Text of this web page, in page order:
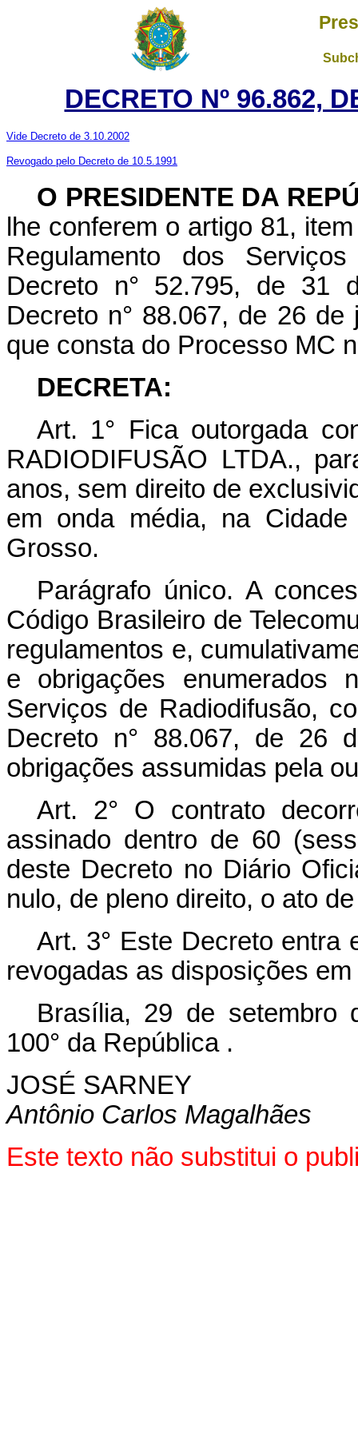
DECRETO Nº 96.862,
Vide Decreto de 3.10.2002
Revogado pelo Decreto de 10.5.1991
O PRESIDENTE DA
lhe conferem o artigo 81,
Regulamento dos
Decreto n° 52.795, de 31
Decreto n° 88.067, de 26
que consta do Processo MC
DECRETA:
Art. 1° Fica outorgada
RADIODIFUSÃO LTDA.,
anos, sem direito de
em onda média, na
Grosso.
Parágrafo único. A
Código Brasileiro de
regulamentos e,
e obrigações enumerados
Serviços de Radiodifusão,
Decreto n° 88.067, de 26
obrigações assumidas pela
Art. 2° O contrato
assinado dentro de 60
deste Decreto no Diário
nulo, de pleno direito, o ato
Art. 3° Este Decreto entra
revogadas as disposições
Brasília, 29 de setembro
100° da República .
JOSÉ SARNEY
Antônio Carlos Magalhães
Este texto não substitui o